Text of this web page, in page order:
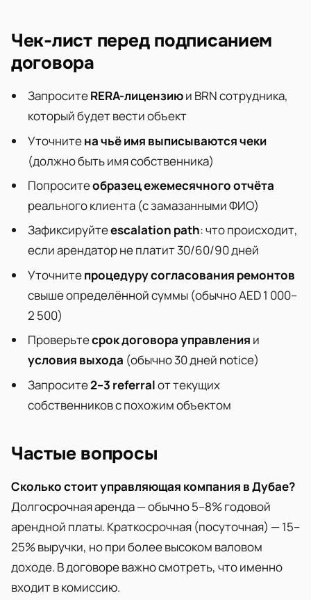
Чек-лист перед подписанием
договора
ЗапроситеRERA-лицензиюи BRN сотрудника,
который будет вести объект
Уточнитена чьё имя выписываются чеки
(должно быть имя собственника)
Попроситеобразец ежемесячного отчёта
реального клиента (с замазанными ФИО)
Зафиксируйтеescalation path: что происходит,
если арендатор не платит 30/60/90 дней
Уточнитепроцедуру согласования ремонтов
свыше определённой суммы (обычно AED 1 000–
2 500)
Проверьтесрок договора управления и
условия выхода (обычно 30 дней notice)
Запросите2–3 referralот текущих
собственников с похожим объектом
Частые вопросы
Сколько стоит управляющая компания в Дубае?
Долгосрочная аренда — обычно 5–8% годовой
арендной платы. Краткосрочная (посуточная) — 15–
25% выручки, но при более высоком валовом
доходе. В договоре важно смотреть, что именно
входит в комиссию.